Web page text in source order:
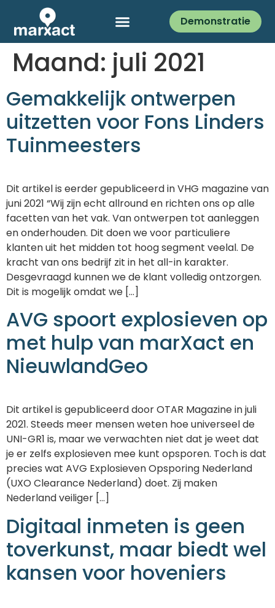
Demonstratie
Maand: juli 2021
Gemakkelijk ontwerpen
uitzetten voor Fons Linders
Tuinmeesters
Dit artikel is eerder gepubliceerd in VHG magazine van
juni 2021 “Wij zijn echt allround en richten ons op alle
facetten van het vak. Van ontwerpen tot aanleggen
en onderhouden. Dit doen we voor particuliere
klanten uit het midden tot hoog segment veelal. De
kracht van ons bedrijf zit in het all-in karakter.
Desgevraagd kunnen we de klant volledig ontzorgen.
Dit is mogelijk omdat we [...]
AVG spoort explosieven op
met hulp van marXact en
NieuwlandGeo
Dit artikel is gepubliceerd door OTAR Magazine in juli
2021. Steeds meer mensen weten hoe universeel de
UNI-GR1 is, maar we verwachten niet dat je weet dat
je er zelfs explosieven mee kunt opsporen. Toch is dat
precies wat AVG Explosieven Opsporing Nederland
(UXO Clearance Nederland) doet. Zij maken
Nederland veiliger [...]
Digitaal inmeten is geen
toverkunst, maar biedt wel
kansen voor hoveniers